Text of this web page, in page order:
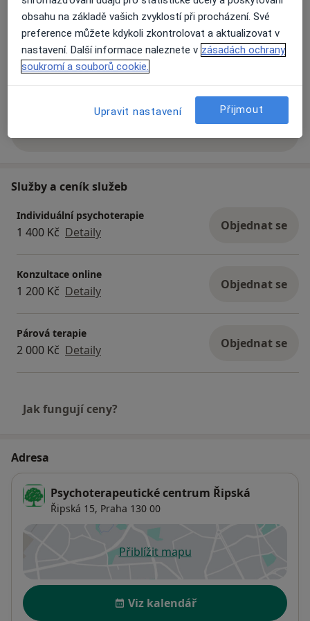
o zkušenostech
Služby a ceník služeb
Individuální psychoterapie
1 400 Kč Detaily Objednat se
Konzultace online
1 200 Kč Detaily Objednat se
Párová terapie
2 000 Kč Detaily Objednat se
Jak fungují ceny?
Adresa
Psychoterapeutické centrum Řipská
Řipská 15, Praha 130 00
Přiblížit mapuse otevře v nové záložce
Dostupnost
Viz kalendář
obsahu na základě vašich zvyklostí při procházení. Své
preference můžete kdykoli zkontrolovat a aktualizovat v
nastavení. Další informace naleznete v zásadách ochrany
soukromí a souborů cookie.
Upravit nastavení Přijmout